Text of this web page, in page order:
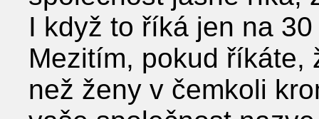
I když to říká jen na
Mezitím, pokud říkáte,
než ženy v čemkoli